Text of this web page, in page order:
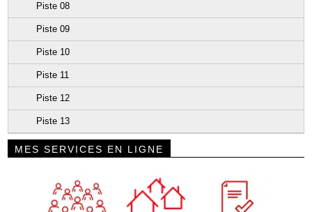
Piste 08
Piste 09
Piste 10
Piste 11
Piste 12
Piste 13
MES SERVICES EN LIGNE